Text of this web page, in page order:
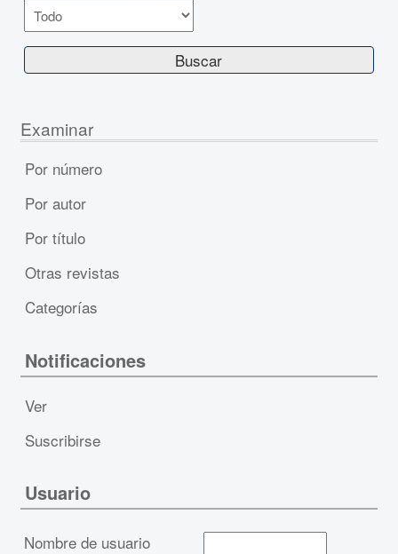
Examinar
Por número
Por autor
Por título
Otras revistas
Categorías
Notificaciones
Ver
Suscribirse
Usuario
Nombre de usuario